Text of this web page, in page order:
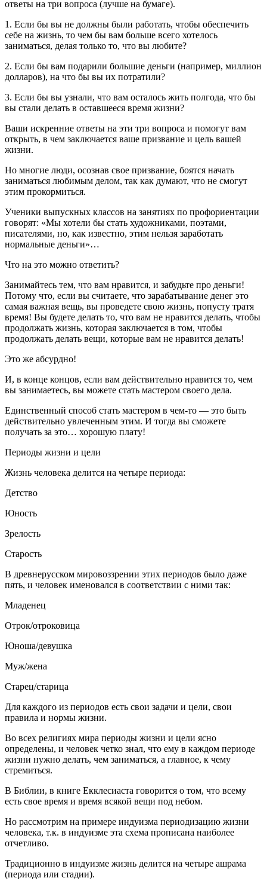
ответы на три вопроса (лучше на бумаге).
1. Если бы вы не должны были работать, чтобы обеспечить
себе на жизнь, то чем бы вам больше всего хотелось
заниматься, делая только то, что вы любите?
2. Если бы вам подарили большие деньги (например, миллион
долларов), на что бы вы их потратили?
3. Если бы вы узнали, что вам осталось жить полгода, что бы
вы стали делать в оставшееся время жизни?
Ваши искренние ответы на эти три вопроса и помогут вам
открыть, в чем заключается ваше призвание и цель вашей
жизни.
Но многие люди, осознав свое призвание, боятся начать
заниматься любимым делом, так как думают, что не смогут
этим прокормиться.
Ученики выпускных классов на занятиях по профориентации
говорят: «Мы хотели бы стать художниками, поэтами,
писателями, но, как известно, этим нельзя заработать
нормальные деньги»…
Что на это можно ответить?
Занимайтесь тем, что вам нравится, и забудьте про деньги!
Потому что, если вы считаете, что зарабатывание денег это
самая важная вещь, вы проведете свою жизнь, попусту тратя
время! Вы будете делать то, что вам не нравится делать, чтобы
продолжать жизнь, которая заключается в том, чтобы
продолжать делать вещи, которые вам не нравится делать!
Это же абсурдно!
И, в конце концов, если вам действительно нравится то, чем
вы занимаетесь, вы можете стать мастером своего дела.
Единственный способ стать мастером в чем-то — это быть
действительно увлеченным этим. И тогда вы сможете
получать за это… хорошую плату!
Периоды жизни и цели
Жизнь человека делится на четыре периода:
Детство
Юность
Зрелость
Старость
В древнерусском мировоззрении этих периодов было даже
пять, и человек именовался в соответствии с ними так:
Младенец
Отрок/отроковица
Юноша/девушка
Муж/жена
Старец/старица
Для каждого из периодов есть свои задачи и цели, свои
правила и нормы жизни.
Во всех религиях мира периоды жизни и цели ясно
определены, и человек четко знал, что ему в каждом периоде
жизни нужно делать, чем заниматься, а главное, к чему
стремиться.
В Библии, в книге Екклесиаста говорится о том, что всему
есть свое время и время всякой вещи под небом.
Но рассмотрим на примере индуизма периодизацию жизни
человека, т.к. в индуизме эта схема прописана наиболее
отчетливо.
Традиционно в индуизме жизнь делится на четыре ашрама
(периода или стадии).